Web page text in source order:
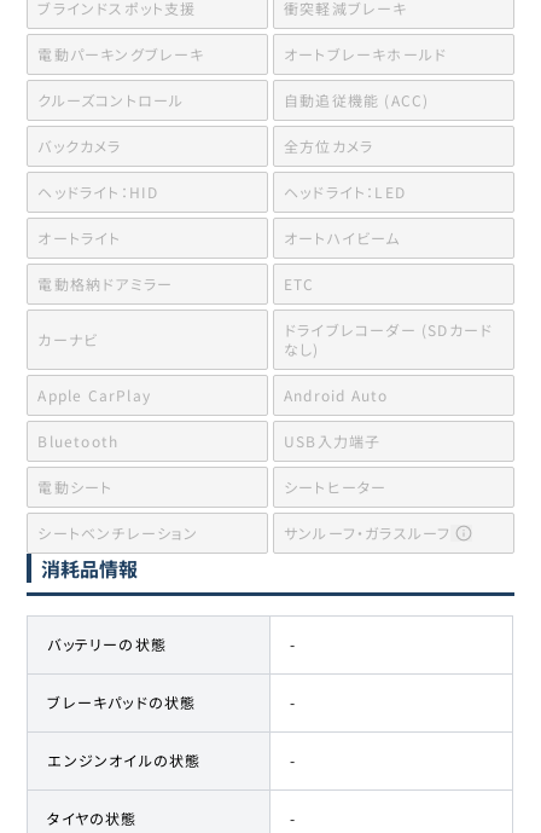
ブラインドスポット支援 衝突軽減ブレーキ
電動パーキングブレーキ オートブレーキホールド
クルーズコントロール 自動追従機能 (ACC)
バックカメラ 全方位カメラ
ヘッドライト：HID ヘッドライト：LED
オートライト オートハイビーム
電動格納ドアミラー ETC
カーナビ
ドライブレコーダー (SDカード
なし)
Apple CarPlay Android Auto
Bluetooth USB入力端子
電動シート シートヒーター
シートベンチレーション サンルーフ・ガラスルーフ
消耗品情報
バッテリーの状態 -
ブレーキパッドの状態 -
エンジンオイルの状態 -
タイヤの状態 -